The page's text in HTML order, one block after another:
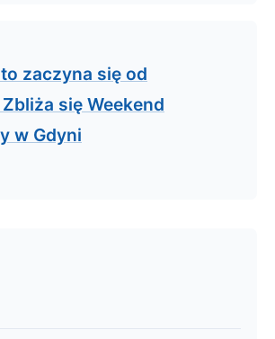
zaczyna się od
się Weekend
w Gdyni